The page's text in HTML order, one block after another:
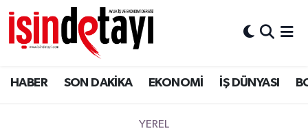
HABER SON DAKİKA EKONOMİ İŞ DÜNYASI
YEREL
DÜNYA
Eğitim
Nöbetçi Eczaneler
Hava Durumu
İstanbul Namaz Vakitleri